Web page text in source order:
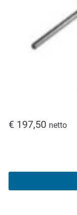
€ 197,50 netto